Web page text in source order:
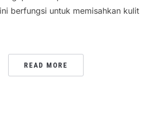
berfungsi untuk memisahkan kulit
READ MORE